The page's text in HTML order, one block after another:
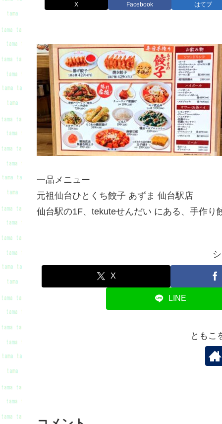
X Facebook はてブ
一品メニュー
元祖仙台ひとくち餃子 あずま 仙台駅店
仙台駅の1F、tekuteせんだい にある、手作り
X
LINE
ともこ